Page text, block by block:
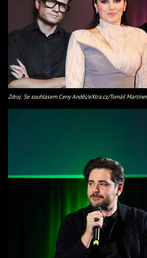
Zdroj: Se souhlasem Ceny Anděl/eXtra.cz/Tomáš